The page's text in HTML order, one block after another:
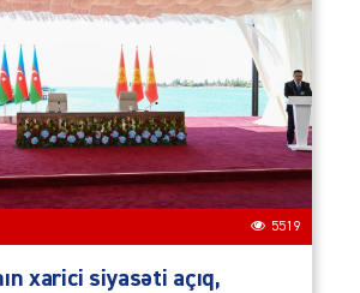
5519
xarici siyasəti açıq,